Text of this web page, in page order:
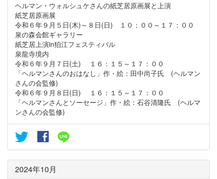
ヘルマン・ウォルシュケさんの紙芝居原画展と上演
紙芝居原画展
令和６年９月５日(木)～８日(日) １０：００～１７：００
泉の森会館ギャラリー
紙芝居上演in狛江フェスティバル
泉龍寺境内
令和６年９月７日(土) １６：１５～１７：００
「ヘルマンさんのおはなし」作・絵：田中尚子氏 (ヘルマン
さんの会監修)
令和６年９月８日(日) １６：１５～１７：００
「ヘルマンさんとソーセージ」作・絵：石谷清隆氏 (ヘルマ
ンさんの会監修)
2024年10月